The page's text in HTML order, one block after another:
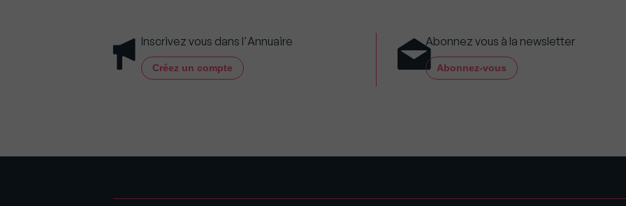
Inscrivez vous dans l'Annuaire
Créez un compte
Abonnez vous à la newsletter
Abonnez-vous